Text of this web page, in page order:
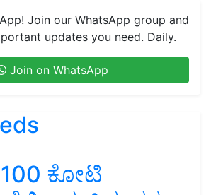
Join our WhatsApp group and
updates you need. Daily.
Join on WhatsApp
ಕೋಟಿ